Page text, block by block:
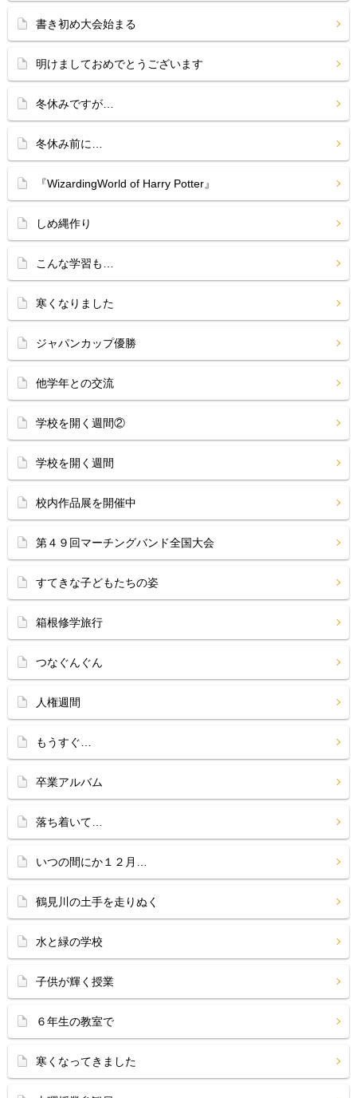
書き初め大会始まる
明けましておめでとうございます
冬休みですが…
冬休み前に…
『WizardingWorld of Harry Potter』
しめ縄作り
こんな学習も…
寒くなりました
ジャパンカップ優勝
他学年との交流
学校を開く週間②
学校を開く週間
校内作品展を開催中
第４９回マーチングバンド全国大会
すてきな子どもたちの姿
箱根修学旅行
つなぐんぐん
人権週間
もうすぐ…
卒業アルバム
落ち着いて…
いつの間にか１２月…
鶴見川の土手を走りぬく
水と緑の学校
子供が輝く授業
６年生の教室で
寒くなってきました